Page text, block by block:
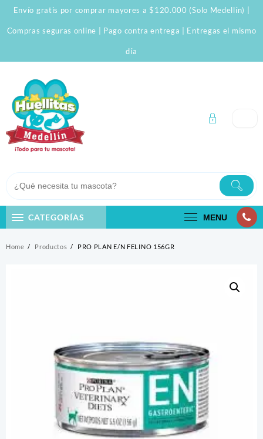
Skip
content
Envío gratis por comprar mayores a $120.000 (Solo Medellín) |
Compras seguras online | Pago contra entrega | Entregas el mismo
día
CATEGORÍAS MENU
Home Productos PRO PLAN E/N FELINO 156GR